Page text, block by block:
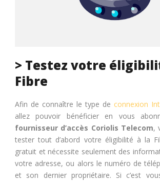
> Testez votre
Fibre
Afin de connaître le type de connexion
allez pouvoir bénéficier en vous
fournisseur d’accès Coriolis Telecom,
tester tout d’abord votre éligibilité à la
gratuit et nécessite seulement des
votre adresse, ou alors le numéro de
et son dernier propriétaire. Si c’est